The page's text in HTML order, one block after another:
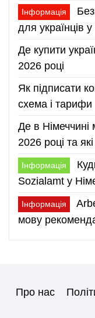
Інформація
для українців
Де купити
2026 році
Як підписати
схема і тарифи
Де в
2026 році та
Інформація
Sozialamt у
Інформація
мову
Про нас